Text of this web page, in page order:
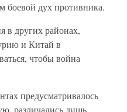
боевой дух противника.
в других районах,
и Китай в
чтобы война
предусматривалось
различались лишь